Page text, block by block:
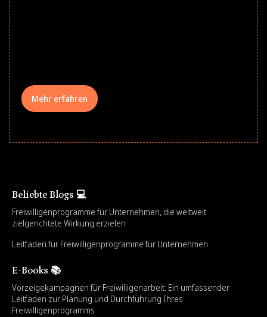
Mehr erfahren
Beliebte Blogs 💻
Freiwilligenprogramme für Unternehmen, die weltweit
zielgerichtete Wirkung erzielen
Leitfaden für Freiwilligenprogramme für Unternehmen
E-Books 📚
Vorzeigekampagnen für Freiwilligenarbeit: Ein umfassender
Leitfaden zur Planung und Durchführung Ihres
Freiwilligenprogramms